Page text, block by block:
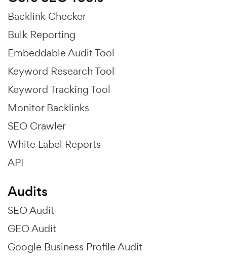
Backlink Checker
Bulk Reporting
Embeddable Audit Tool
Keyword Research Tool
Keyword Tracking Tool
Monitor Backlinks
SEO Crawler
White Label Reports
API
Audits
SEO Audit
GEO Audit
Google Business Profile Audit